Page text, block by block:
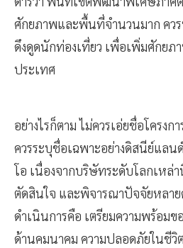
ศักยภาพและพื้นที่จำนวนมาก คว
ดึงดูดนักท่องเที่ยว เพื่อเพิ่มศักยภ
ประเทศ
อย่างไรก็ตาม ไม่ควรเอ่ยชื่อโครงก
ควรระบุชื่อเฉพาะอย่างดิสนีย์แลน
โอ เนื่องจากบริษัทระดับโลกเหล่า
ตัดสินใจ และพิจารณาปัจจัยหลาย
ดำเนินการคือ เตรียมความพร้อม
ด้านคมนาคม ความปลอดภัยในชี